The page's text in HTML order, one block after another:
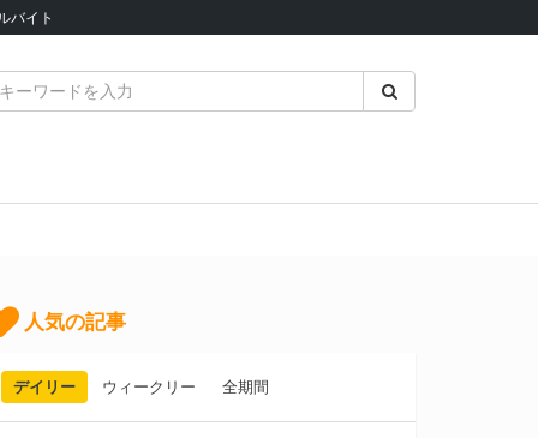
バイト
人気の記事
デイリー ウィークリー 全期間